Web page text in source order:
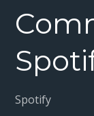
Spotify